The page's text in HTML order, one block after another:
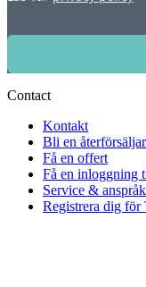
Contact
Kontakt
Bli en
Få en offert
Få en inloggning
Service & anspråk
Registrera dig